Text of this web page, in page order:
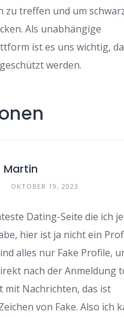
zu treffen und um
Als unabhängige
ist es uns wichtig,
werden.
Martin
OKTOBER 19, 2023
Dating-Seite die ich je
hier ist ja nicht ein
alles nur Fake Profile,
nach der Anmeldung
mit Nachrichten, das ist
von Fake. Also ich